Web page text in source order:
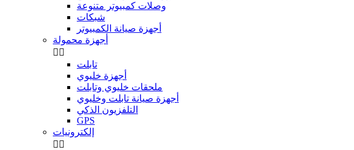
وصلات كمبيوتر متنوعة
شبكات
أجهزة صيانة الكمبيوتر
أجهزة محمولة
 
تابلت
أجهزة خليوي
ملحقات خليوي وتابلت
أجهزة صيانة تابلت وخليوي
التلفزيون الذكي
GPS
إلكترونيات
 